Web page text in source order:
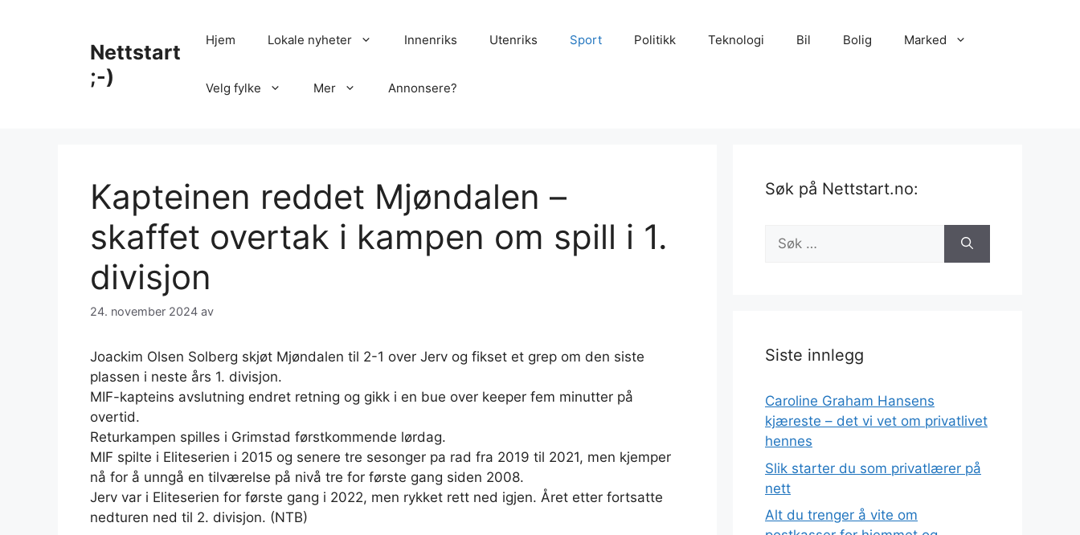
Nettstart
;-)
Hjem Lokale nyheter Innenriks Utenriks Sport Politikk Teknologi Bil Bolig Marked
Velg fylke Mer Annonsere?
Kapteinen reddet Mjøndalen –
skaffet overtak i kampen om spill i 1.
divisjon
24. november 2024 av
Joackim Olsen Solberg skjøt Mjøndalen til 2-1 over Jerv og fikset et grep om den siste
plassen i neste års 1. divisjon.
MIF-kapteins avslutning endret retning og gikk i en bue over keeper fem minutter på
overtid.
Returkampen spilles i Grimstad førstkommende lørdag.
MIF spilte i Eliteserien i 2015 og senere tre sesonger pa rad fra 2019 til 2021, men kjemper
nå for å unngå en tilværelse på nivå tre for første gang siden 2008.
Jerv var i Eliteserien for første gang i 2022, men rykket rett ned igjen. Året etter fortsatte
nedturen ned til 2. divisjon. (NTB)
Søk på Nettstart.no:
Søk
etter:
Siste innlegg
Caroline Graham Hansens
kjæreste – det vi vet om privatlivet
hennes
Slik starter du som privatlærer på
nett
Alt du trenger å vite om